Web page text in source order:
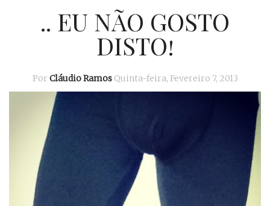
.. EU NÃO GOSTO
DISTO!
Por Cláudio Ramos Quinta-feira, Fevereiro 7, 2013